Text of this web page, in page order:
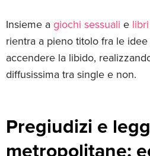
Insieme a giochi sessuali e
rientra a pieno titolo fra le
accendere la libido,
diffusissima tra single e non.
Pregiudizi e